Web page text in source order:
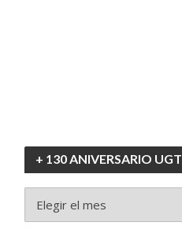
+ 130 ANIVERSARIO UGT
130